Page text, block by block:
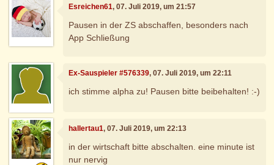
Esreichen61, 07. Juli 2019, um 21:57
Pausen in der ZS abschaffen, besonders nach
App Schließung
Ex-Sauspieler #576339, 07. Juli 2019, um 22:11
ich stimme alpha zu! Pausen bitte beibehalten! :-)
hallertau1, 07. Juli 2019, um 22:13
in der wirtschaft bitte abschalten. eine minute ist
nur nervig